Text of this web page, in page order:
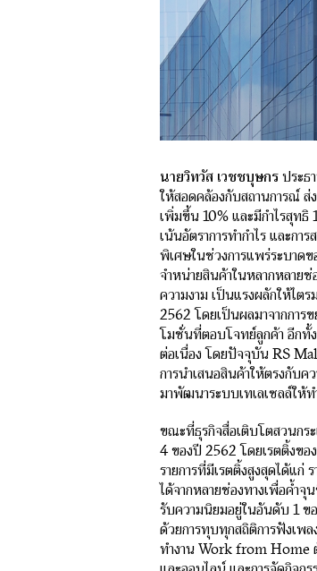
นายวิทวัส เวชชบุษกร ประธ
ให้สอดคล้องกับสถานการณ์ ส่
เพิ่มขึ้น 10% และมีกำไรสุทธิ
เน้นอัตราการทำกำไร และก
พิเศษในช่วงการแพร่ระบาด
จำหน่ายสินค้าในหลากหลาย
ความงาม เป็นแรงผลักให้ไต
2562 โดยเป็นผลมาจากการ
โมชั่นที่ตอบโจทย์ลูกค้า อีกทั้ง
ต่อเนื่อง โดยปัจจุบัน RS
การนำเสนอสินค้าให้ตรงกับ
มาพัฒนาระบบเทเลเซลล์ให้
ขณะที่ธุรกิจสื่อเติบโตสวนกร
4 ของปี 2562 โดยเรตติ้งข
รายการที่มีเรตติ้งสูงสุดได้แก่
ได้จากหลายช่องทางเพื่อค้ำ
รับความนิยมอยู่ในอันดับ 1 ข
ด้วยการทุบทุกสถิติการฟังเพล
ทำงาน Work from Home